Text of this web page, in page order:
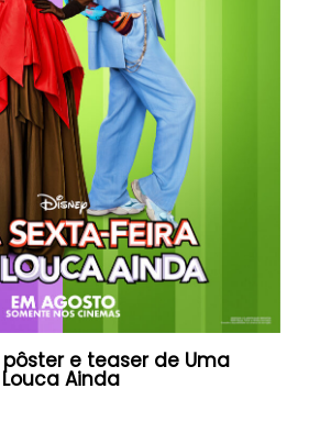
e teaser de Uma
Ainda